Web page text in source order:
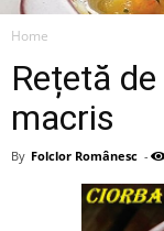
Home
Rețetă
macris
By Folclor Românesc -